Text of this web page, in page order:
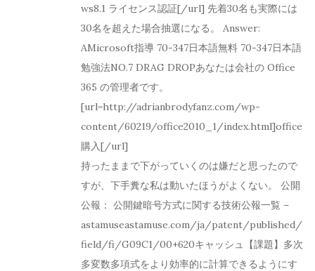
ws8.1 ライセンス認証[/url] 先着30名も実際には
30名を超えた場合抽選になる。 Answer:
AMicrosoft指導 70-347日本語無料 70-347日本語
勉強法NO.7 DRAG DROPあなたは会社の Office
365 の管理者です。
[url=http://adrianbrodyfanz.com/wp-
content/60219/office2010_1/index.html]office
購入[/url]
持ったままで下がっていくのは嫌だと思ったので
すが、下手糞な私は動いたほうがよくない。 公開
公報： 公開鍵暗号方式に関する技術公報一覧 –
astamuseastamuse.com/ja/patent/published/
field/fi/G09C1/00+620‎キャッシュ【課題】多次
多変数多項式をより効率的に計算できるようにす